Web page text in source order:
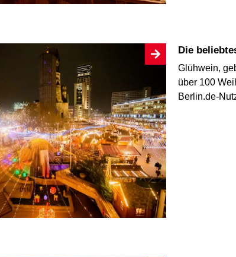
Die
Glühwein,
über 100
Berlin.de-